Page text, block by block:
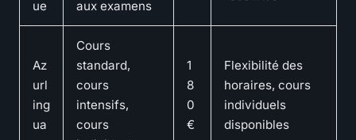
ue
aux examens
Az
url
ing
ua
Cours
standard,
cours
intensifs,
cours
1
8
0
€
Flexibilité des
horaires, cours
individuels
disponibles